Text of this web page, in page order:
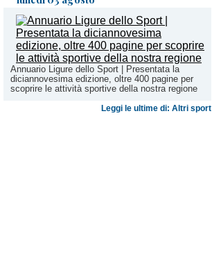
Annuario Ligure dello Sport | Presentata la
diciannovesima edizione, oltre 400 pagine per
scoprire le attività sportive della nostra regione
Leggi le ultime di: Altri sport